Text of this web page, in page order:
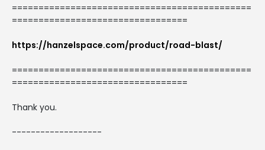
=============================================
=================================
https://hanzelspace.com/product/road-blast/
=============================================
=================================
Thank you.
-------------------